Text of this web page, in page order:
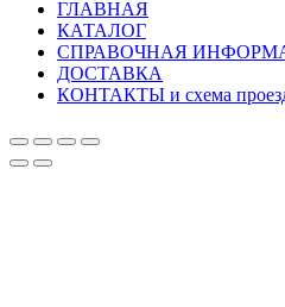
ГЛАВНАЯ
КАТАЛОГ
СПРАВОЧНАЯ
ДОСТАВКА
КОНТАКТЫ и схема